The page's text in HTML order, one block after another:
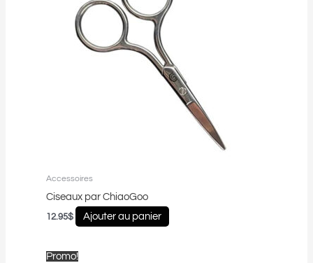
Accessoires
Ciseaux par ChiaoGoo
12.95$ Ajouter au panier
Promo!Le